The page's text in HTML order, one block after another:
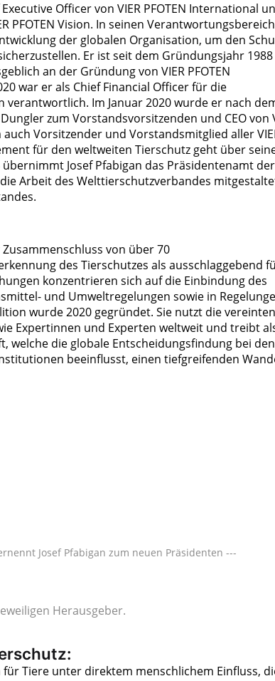
Officer von VIER PFOTEN International
PFOTEN Vision. In seinen Verantwortungsbereich
der globalen Organisation, um den
Er ist seit dem Gründungsjahr 1988
an der Gründung von VIER PFOTEN
war er als Chief Financial Officer für die
Im Januar 2020 wurde er nach
zum Vorstandsvorsitzenden und CEO von
Vorsitzender und Vorstandsmitglied aller
für den weltweiten Tierschutz geht über
übernimmt Josef Pfabigan das Präsidentenamt der
Arbeit des Welttierschutzverbandes
von über 70
des Tierschutzes als ausschlaggebend
konzentrieren sich auf die Einbindung des
und Umweltregelungen sowie in
wurde 2020 gegründet. Sie nutzt die vereinten
Expertinnen und Experten weltweit und treibt
welche die globale Entscheidungsfindung bei den
beeinflusst, einen tiefgreifenden
Josef Pfabigan zum neuen Präsidenten ---
Herausgeber.
für Tiere unter direktem menschlichem Einfluss,